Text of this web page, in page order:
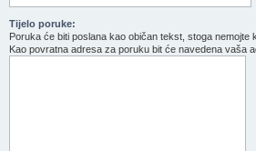
Tijelo poruke:
Poruka će biti poslana kao običan tekst, stoga nemojte
Kao povratna adresa za poruku bit će navedena vaša